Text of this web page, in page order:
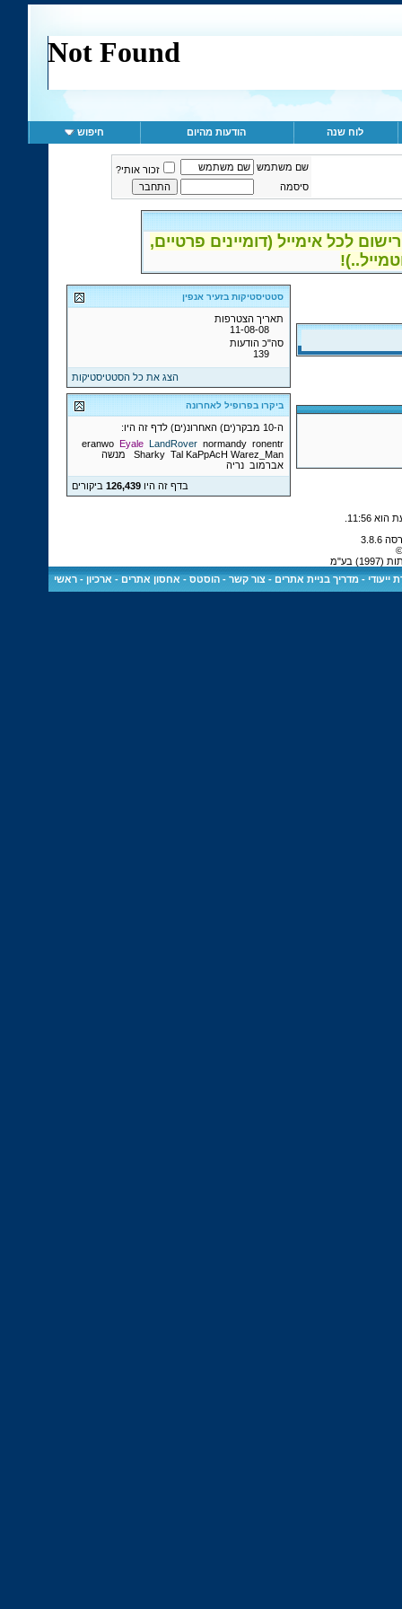
לוח שנה הודעות מהיום חיפוש
שם משתמש
זכור אותי?
סיסמה
לכל אימייל (דומיינים פרטיים,
סטטיסטיקות בזעיר אנפין
תאריך הצטרפות
11-08-08
סה"כ הודעות
139
הצג את כל הסטטיסטיקות
ביקרו בפרופיל לאחרונה
ה-10 מבקר(ים) האחרונ(ים) לדף זה היו:
eranwo Eyale LandRover normandy ronentr
Sharky Tal KaPpAcH Warez_Man
מנשה
אברמוב נריה
בדף זה היו126,439 ביקורים
11:56
בע"מ
ייעודי -מדריך בניית אתרים -צור קשר -הוסטס - אחסון אתרים - ארכיון -ראשי